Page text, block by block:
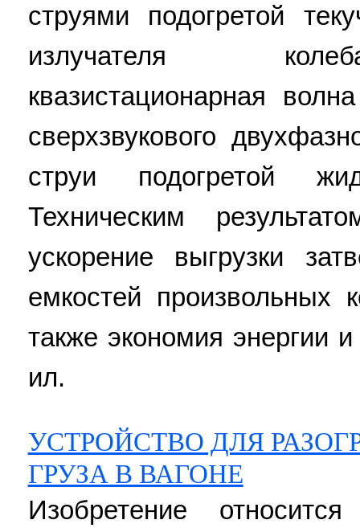
струями подогретой
излучателя
квазистационарная
сверхзвукового
струи подогретой
Техническим
ускорение выгрузки
емкостей произвольных
также экономия энергии
ил.
УСТРОЙСТВО ДЛЯ
ГРУЗА В ВАГОНЕ
Изобретение